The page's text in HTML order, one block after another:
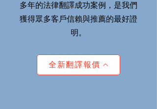
多年的法律翻譯成功案例，是我們
獲得眾多客戶信賴與推薦的最好證
明。
全新翻譯報價